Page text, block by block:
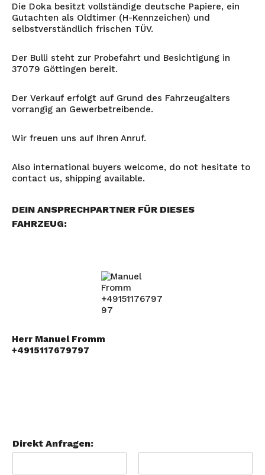
Die Doka besitzt vollständige deutsche Papiere, ein
Gutachten als Oldtimer (H-Kennzeichen) und
selbstverständlich frischen TÜV.
Der Bulli steht zur Probefahrt und Besichtigung in
37079 Göttingen bereit.
Der Verkauf erfolgt auf Grund des Fahrzeugalters
vorrangig an Gewerbetreibende.
Wir freuen uns auf Ihren Anruf.
Also international buyers welcome, do not hesitate to
contact us, shipping available.
DEIN ANSPRECHPARTNER FÜR DIESES
FAHRZEUG:
Herr Manuel Fromm
+4915117679797
Direkt Anfragen: